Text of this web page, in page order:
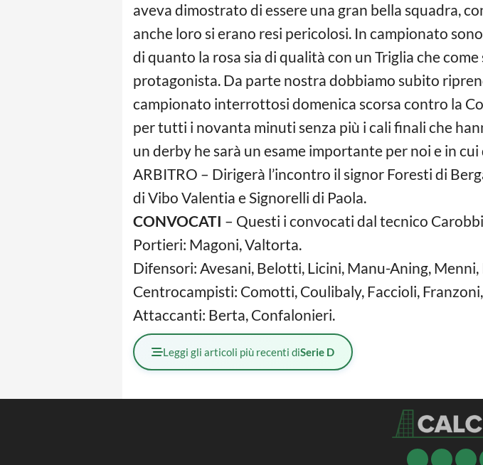
aveva dimostrato di essere una gran bella squadra,
anche loro si erano resi pericolosi. In campionato
di quanto la rosa sia di qualità con un Triglia che come
protagonista. Da parte nostra dobbiamo subito
campionato interrottosi domenica scorsa contro la
per tutti i novanta minuti senza più i cali finali che
un derby he sarà un esame importante per noi e in
ARBITRO – Dirigerà l’incontro il signor Foresti di
di Vibo Valentia e Signorelli di Paola.
CONVOCATI – Questi i convocati dal tecnico
Portieri: Magoni, Valtorta.
Difensori: Avesani, Belotti, Licini, Manu-Aning, Menni,
Centrocampisti: Comotti, Coulibaly, Faccioli,
Attaccanti: Berta, Confalonieri.
Leggi gli articoli più recenti diSerie D